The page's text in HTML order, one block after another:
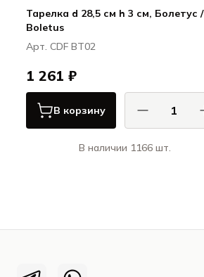
Тарелка d 28,5 см h 3 см, Болетус /
Boletus
Арт. CDF BT02
1 261 ₽
В корзину
В наличии 1166 шт.